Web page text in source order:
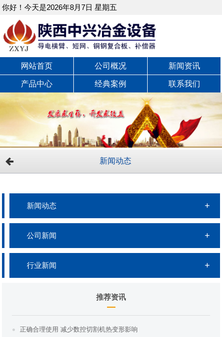
你好！今天是2026年8月7日 星期五
网站首页 公司概况 新闻资讯
产品中心 经典案例 联系我们
新闻动态
新闻动态
公司新闻
行业新闻
推荐资讯
正确合理使用 减少数控切割机热变形影响